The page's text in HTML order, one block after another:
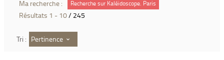
Ma recherche : Recherche sur Kaléidoscope. Paris
Résultats 1 - 10/ 245
Tri : Pertinence